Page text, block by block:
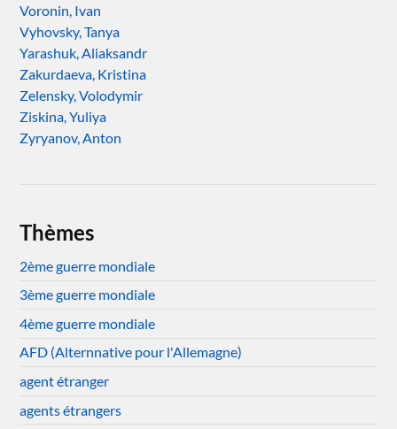
Voronin, Ivan
Vyhovsky, Tanya
Yarashuk, Aliaksandr
Zakurdaeva, Kristina
Zelensky, Volodymir
Ziskina, Yuliya
Zyryanov, Anton
Thèmes
2ème guerre mondiale
3ème guerre mondiale
4ème guerre mondiale
AFD (Alternnative pour l'Allemagne)
agent étranger
agents étrangers